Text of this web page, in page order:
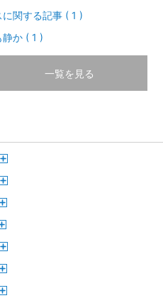
に関する記事 ( 1 )
静か ( 1 )
一覧を見る